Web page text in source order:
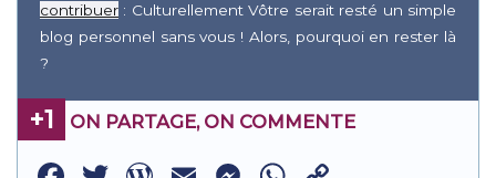
contribuer : Culturellement Vôtre serait resté un simple
blog personnel sans vous ! Alors, pourquoi en rester là
?
+1 ON PARTAGE, ON COMMENTE